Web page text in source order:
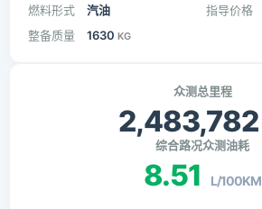
燃料形式
汽油 指导价格
整备质量 1630 KG
众测总里程
2,483,782
综合路况众测油耗
8.51 L/100KM